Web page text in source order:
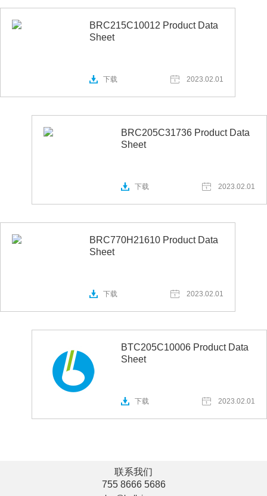
BRC215C10012 Product Data
Sheet
下载 2023.02.01
BRC205C31736 Product Data
Sheet
下载 2023.02.01
BRC770H21610 Product Data
Sheet
下载 2023.02.01
BTC205C10006 Product Data
Sheet
下载 2023.02.01
联系我们
755 8666 5686